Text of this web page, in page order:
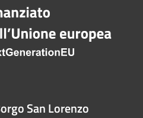
San Lorenzo